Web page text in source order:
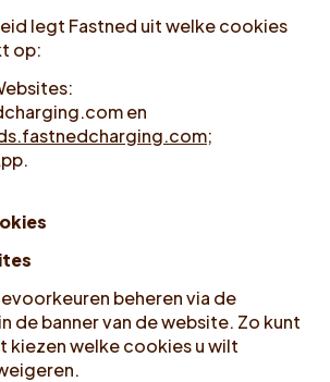
legt Fastned uit welke cookies
op:
en
;
beheren via de
de banner van de website. Zo kunt
kiezen welke cookies u wilt